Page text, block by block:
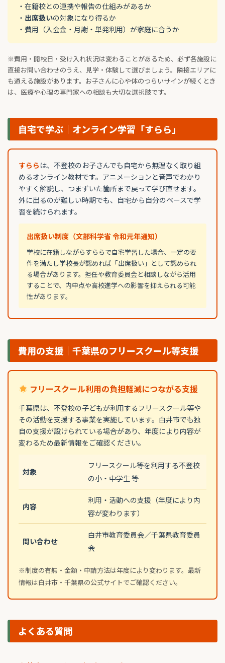
・在籍校との連携や報告の仕組みがあるか
・ 出席扱いの対象になり得るか
・費用（入会金・月謝・単発利用）が家庭に合うか
※費用・開校日・受け入れ状況は変わることがあるため、必ず各施設に
直接お問い合わせのうえ、見学・体験して選びましょう。隣接エリアに
も通える施設があります。お子さんに心や体のつらいサインが続くとき
は、医療や心理の専門家への相談も大切な選択肢です。
自宅で学ぶ｜オンライン学習「すらら」
すらら は、不登校のお子さんでも自宅から無理なく取り組
めるオンライン教材です。アニメーションと音声でわかり
やすく解説し、つまずいた箇所まで戻って学び直せます。
外に出るのが難しい時期でも、自宅から自分のペースで学
習を続けられます。
出席扱い制度（文部科学省 令和元年通知）
学校に在籍しながらすららで自宅学習した場合、一定の要
件を満たし学校長が認めれば「出席扱い」として認められ
る場合があります。担任や教育委員会と相談しながら活用
することで、内申点や高校進学への影響を抑えられる可能
性があります。
費用の支援｜千葉県のフリースクール等支援
フリースクール利用の負担軽減につながる支援
千葉県は、不登校の子どもが利用するフリースクール等や
その活動を支援する事業を実施しています。白井市でも独
自の支援が設けられている場合があり、年度により内容が
変わるため最新情報をご確認ください。
対象
フリースクール等を利用する不登校
の小・中学生 等
内容
利用・活動への支援（年度により内
容が変わります）
問い合わせ
白井市教育委員会／千葉県教育委員
会
※制度の有無・金額・申請方法は年度により変わります。最新
情報は白井市・千葉県の公式サイトでご確認ください。
よくある質問